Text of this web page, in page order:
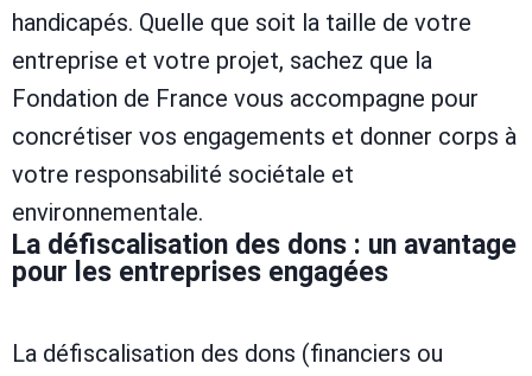
handicapés. Quelle que soit la taille de votre
entreprise et votre projet, sachez que la
Fondation de France vous accompagne pour
concrétiser vos engagements et donner corps à
votre responsabilité sociétale et
environnementale.
La défiscalisation des dons : un avantage
pour les entreprises engagées
La défiscalisation des dons (financiers ou